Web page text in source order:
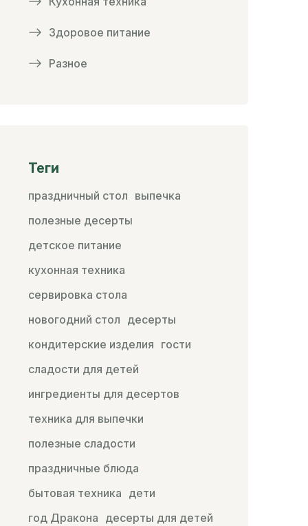
Здоровое питание
Разное
Теги
праздничный стол выпечка
полезные десерты
детское питание
кухонная техника
сервировка стола
новогодний стол десерты
кондитерские изделия гости
сладости для детей
ингредиенты для десертов
техника для выпечки
полезные сладости
праздничные блюда
бытовая техника дети
год Дракона десерты для детей